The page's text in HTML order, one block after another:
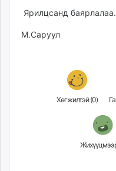
Ярилцсанд баярлалаа.
М.Саруул
Хөгжилтэй (0)